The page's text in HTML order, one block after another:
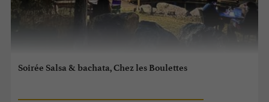
Soirée Salsa & bachata, Chez les Boulettes